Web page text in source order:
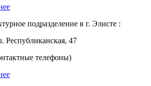
подразделение в г. Элисте :
Республиканская, 47
телефоны)